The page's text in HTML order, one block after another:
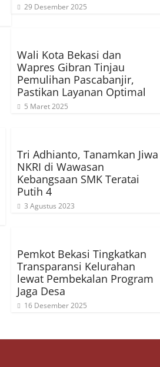
29 Desember 2025
Wali Kota Bekasi dan
Wapres Gibran Tinjau
Pemulihan Pascabanjir,
Pastikan Layanan Optimal
5 Maret 2025
Tri Adhianto, Tanamkan Jiwa
NKRI di Wawasan
Kebangsaan SMK Teratai
Putih 4
3 Agustus 2023
Pemkot Bekasi Tingkatkan
Transparansi Kelurahan
lewat Pembekalan Program
Jaga Desa
16 Desember 2025